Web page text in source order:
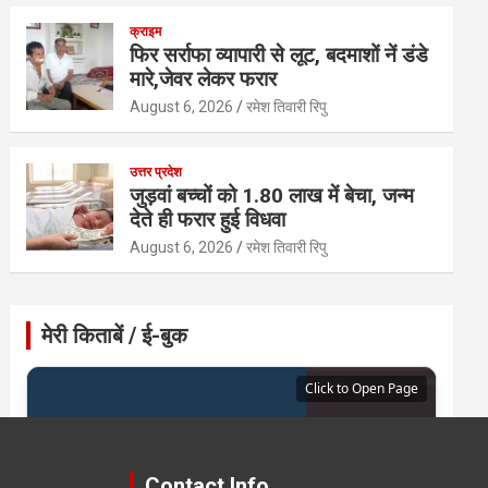
क्राइम
फिर सर्राफा व्यापारी से लूट, बदमाशों नें डंडे
मारे,जेवर लेकर फरार
August 6, 2026 रमेश तिवारी रिपु
उत्तर प्रदेश
जुड़वां बच्चों को 1.80 लाख में बेचा, जन्म
देते ही फरार हुई विधवा
August 6, 2026 रमेश तिवारी रिपु
मेरी किताबें / ई-बुक
Click to Open Page